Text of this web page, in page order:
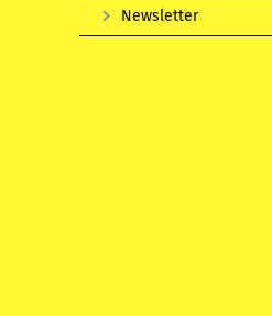
Newsletter